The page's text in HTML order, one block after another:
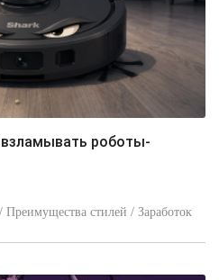
стилей / Заработок